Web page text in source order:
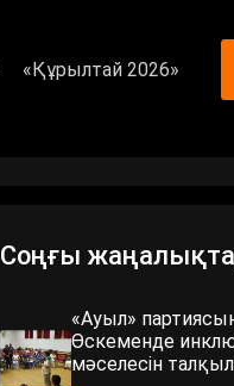
«Құрылтай 2026»
Соңғы
«Ауыл»
Өскеменде
мәселесін